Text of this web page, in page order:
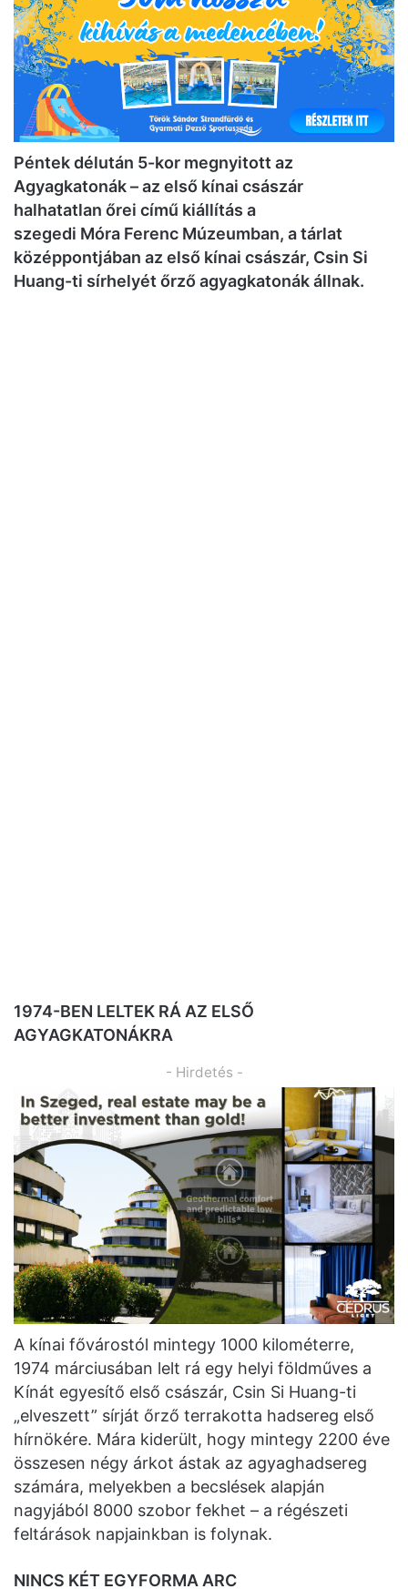
Péntek délután 5-kor megnyitott az
Agyagkatonák – az első kínai császár
halhatatlan őrei című kiállítás a
szegedi Móra Ferenc Múzeumban, a tárlat
középpontjában az első kínai császár, Csin Si
Huang-ti sírhelyét őrző agyagkatonák állnak.
1974-BEN LELTEK RÁ AZ ELSŐ
AGYAGKATONÁKRA
- Hirdetés -
A kínai fővárostól mintegy 1000 kilométerre,
1974 márciusában lelt rá egy helyi földműves a
Kínát egyesítő első császár, Csin Si Huang-ti
„elveszett” sírját őrző terrakotta hadsereg első
hírnökére. Mára kiderült, hogy mintegy 2200 éve
összesen négy árkot ástak az agyaghadsereg
számára, melyekben a becslések alapján
nagyjából 8000 szobor fekhet – a régészeti
feltárások napjainkban is folynak.
NINCS KÉT EGYFORMA ARC